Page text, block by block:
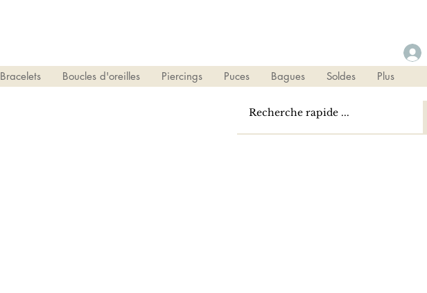
Bracelets Boucles d'oreilles Piercings Puces Bagues Soldes Plus